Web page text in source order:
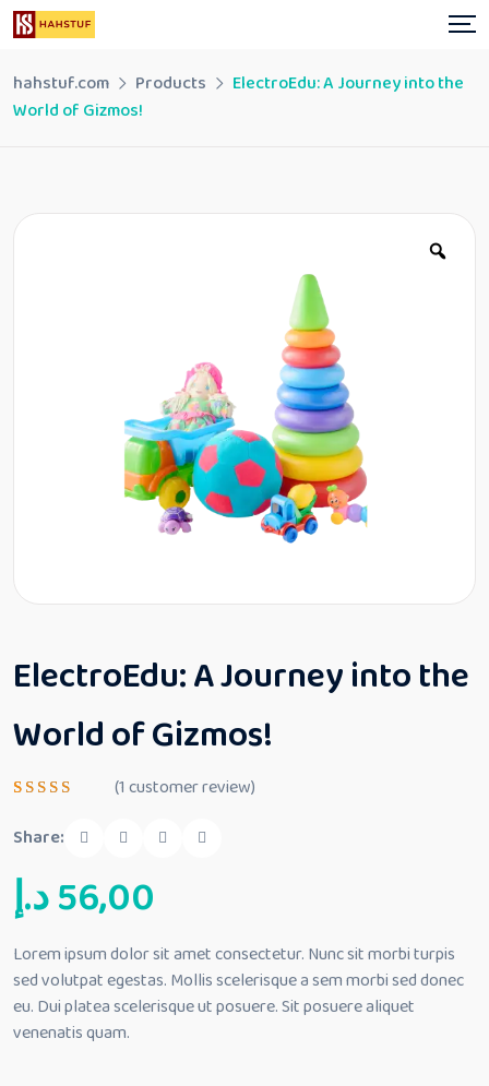
Skip
to
hahstuf.com Products
ElectroEdu: A Journey into the
World of Gizmos!
ElectroEdu: A Journey into the
World of Gizmos!
4.00
out of 5
on
custome
r rating
(1 customer review)
Share:
56,00د.إ
Lorem ipsum dolor sit amet consectetur. Nunc sit morbi turpis
sed volutpat egestas. Mollis scelerisque a sem morbi sed donec
eu. Dui platea scelerisque ut posuere. Sit posuere aliquet
venenatis quam.